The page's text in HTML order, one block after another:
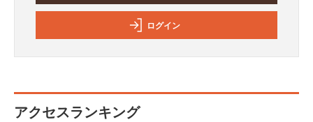
ログイン
アクセスランキング